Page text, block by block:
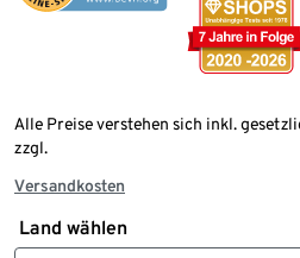
Alle Preise verstehen sich inkl.
zzgl.
Versandkosten
Land wählen